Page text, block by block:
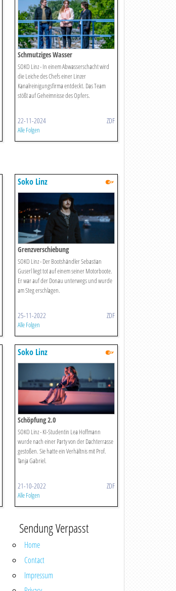
Schmutziges Wasser
SOKO Linz - In einem Abwasserschacht wird
die Leiche des Chefs einer Linzer
Kanalreinigungsfirma entdeckt. Das Team
stößt auf Geheimnisse des Opfers.
22-11-2024 ZDF
Alle Folgen
Soko Linz
Grenzverschiebung
SOKO Linz - Der Bootshändler Sebastian
Guserl liegt tot auf einem seiner Motorboote.
Er war auf der Donau unterwegs und wurde
am Steg erschlagen.
25-11-2022 ZDF
Alle Folgen
Soko Linz
Schöpfung 2.0
SOKO Linz - KI-Studentin Lea Hoffmann
wurde nach einer Party von der Dachterrasse
gestoßen. Sie hatte ein Verhältnis mit Prof.
Tanja Gabriel.
21-10-2022 ZDF
Alle Folgen
Sendung Verpasst
Home
Contact
Impressum